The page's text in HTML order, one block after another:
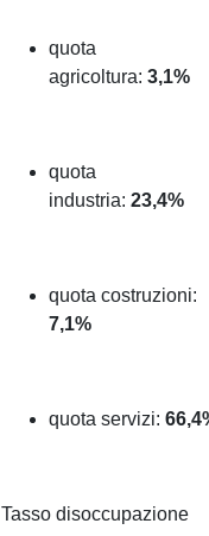
quota
agricoltura: 3,1%
quota
industria: 23,4%
quota costruzioni:
7,1%
quota servizi:
Tasso disoccupazione